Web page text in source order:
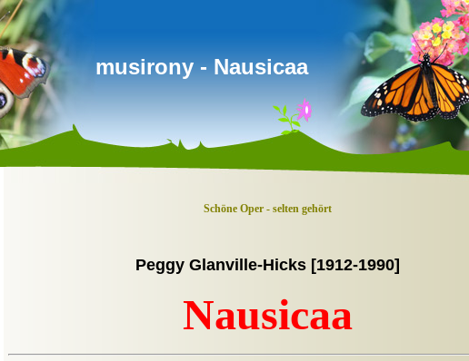
musirony - Nausicaa
Schöne Oper - selten gehört
Peggy Glanville-Hicks [1912-1990]
Nausicaa